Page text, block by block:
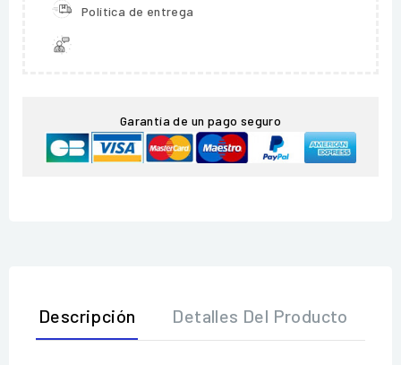
Política de entrega
Garantía de un pago seguro
Descripción Detalles Del Producto